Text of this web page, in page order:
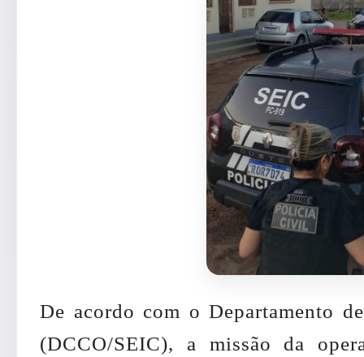
De acordo com o Departamento
(DCCO/SEIC), a missão da